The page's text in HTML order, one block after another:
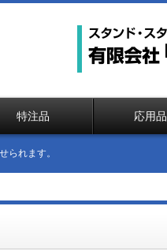
特注品 応用品
られます。